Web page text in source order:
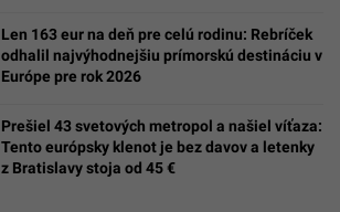
Len 163 eur na deň pre celú rodinu: Rebríček
odhalil najvýhodnejšiu prímorskú destináciu v
Európe pre rok 2026
Prešiel 43 svetových metropol a našiel víťaza:
Tento európsky klenot je bez davov a letenky
z Bratislavy stoja od 45 €